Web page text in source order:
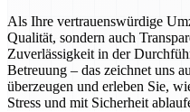
Als Ihre vertrauenswürdige
Qualität, sondern auch
Zuverlässigkeit in der
Betreuung – das zeichnet uns
überzeugen und erleben Sie,
Stress und mit Sicherheit